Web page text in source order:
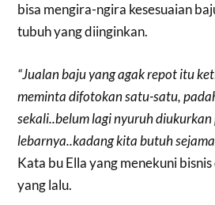
bisa mengira-ngira kesesuaian
tubuh yang diinginkan.
“Jualan baju yang agak repot itu
meminta difotokan satu-satu,
sekali..belum lagi nyuruh
lebarnya..kadang kita butuh
Kata bu Ella yang menekuni
yang lalu.